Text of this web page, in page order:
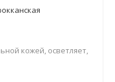
кожей, осветляет,